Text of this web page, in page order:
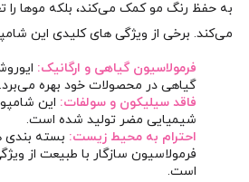
به حفظ رنگ مو کمک می‌کند، بلکه موها را
می‌کند. برخی از ویژگی‌ های کلیدی این
فرمولاسیون گیاهی و ارگانیک:
گیاهی در محصولات خود بهره می‌برد.
فاقد سیلیکون و سولفات: این
شیمیایی مضر تولید شده است.
احترام به محیط زیست: بسته‌ بندی‌
فرمولاسیون سازگار با طبیعت از
است.